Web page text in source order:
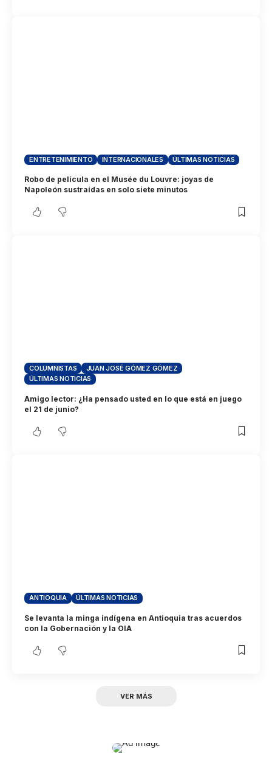
ENTRETENIMIENTO INTERNACIONALES ÚLTIMAS NOTICIAS
Robo de película en el Musée du Louvre: joyas de
Napoleón sustraídas en solo siete minutos
COLUMNISTAS
JUAN JOSÉ GÓMEZ GÓMEZ
ÚLTIMAS NOTICIAS
Amigo lector: ¿Ha pensado usted en lo que está en juego
el 21 de junio?
ANTIOQUIA ÚLTIMAS NOTICIAS
Se levanta la minga indígena en Antioquia tras acuerdos
con la Gobernación y la OIA
VER MÁS